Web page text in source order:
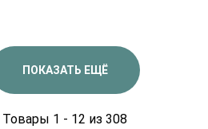
ПОКАЗАТЬ ЕЩЁ
Товары 1 - 12 из 308